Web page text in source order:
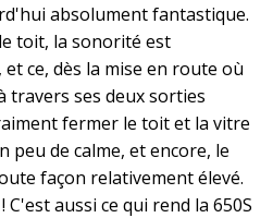
absolument fantastique.
toit, la sonorité est
ce, dès la mise en route où
travers ses deux sorties
fermer le toit et la vitre
de calme, et encore, le
façon relativement élevé.
aussi ce qui rend la 650S